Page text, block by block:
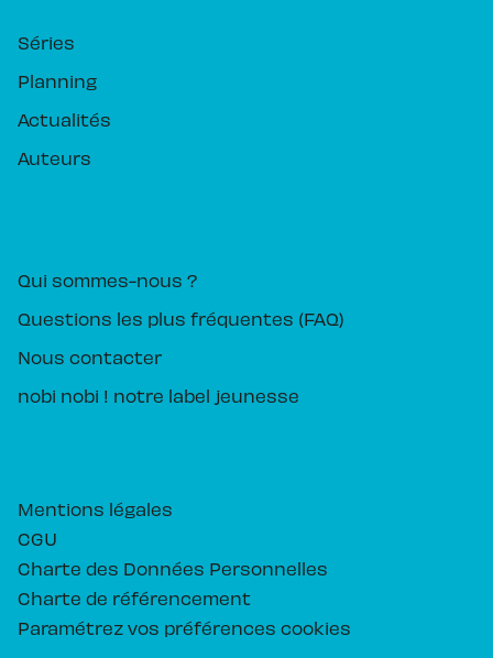
Séries
Planning
Actualités
Auteurs
Qui sommes-nous ?
Questions les plus fréquentes (FAQ)
Nous contacter
nobi nobi ! notre label jeunesse
Mentions légales
CGU
Charte des Données Personnelles
Charte de référencement
Paramétrez vos préférences cookies